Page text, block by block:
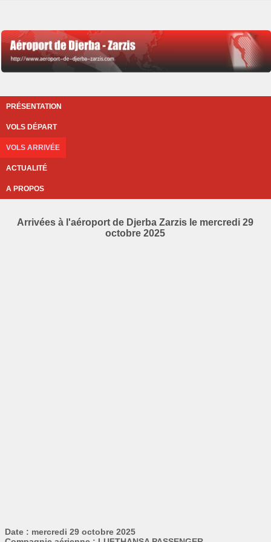
PRÉSENTATION
VOLS DÉPART
VOLS ARRIVÉE
ACTUALITÉ
A PROPOS
Arrivées à l'aéroport de Djerba Zarzis le mercredi 29
octobre 2025
Date : mercredi 29 octobre 2025